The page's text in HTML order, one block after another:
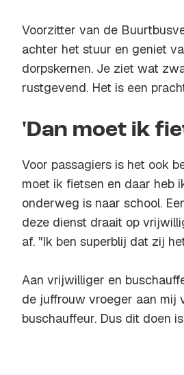
Voorzitter van de
achter het stuur en geniet
dorpskernen. Je ziet wat
rustgevend. Het is een
'Dan moet ik
Voor passagiers is het ook
moet ik fietsen en daar heb
onderweg is naar school.
deze dienst draait op
af. "Ik ben superblij dat zij
Aan vrijwilliger en
de juffrouw vroeger aan mij
buschauffeur. Dus dit doen